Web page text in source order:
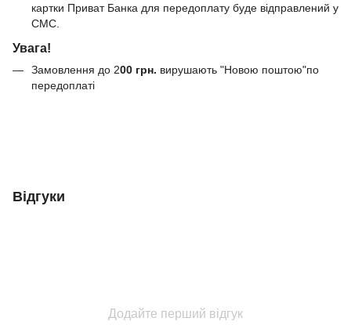
картки Приват Банка для передоплату буде відправлений у
СМС.
Увага!
Замовлення до 200 грн. вирушають "Новою поштою"по
передоплаті
Відгуки
Додайте перший відгук